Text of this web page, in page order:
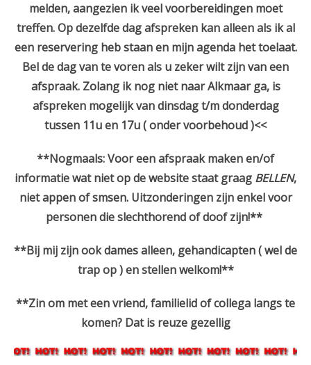
melden, aangezien ik veel voorbereidingen moet
treffen. Op dezelfde dag afspreken kan alleen als ik al
een reservering heb staan en mijn agenda het toelaat.
Bel de dag van te voren als u zeker wilt zijn van een
afspraak. Zolang ik nog niet naar Alkmaar ga, is
afspreken mogelijk van dinsdag t/m donderdag
tussen 11u en 17u ( onder voorbehoud )<<
**Nogmaals: Voor een afspraak maken en/of
informatie wat niet op de website staat graag BELLEN,
niet appen of smsen. Uitzonderingen zijn enkel voor
personen die slechthorend of doof zijn!**
**Bij mij zijn ook dames alleen, gehandicapten ( wel de
trap op ) en stellen welkom!**
**Zin om met een vriend, familielid of collega langs te
komen? Dat is reuze gezellig